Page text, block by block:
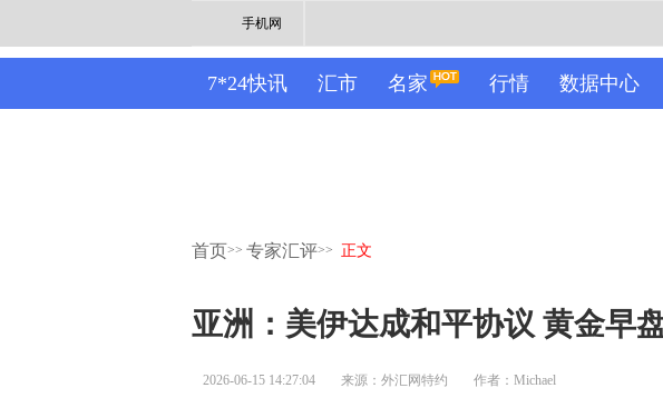
手机网
7*24快讯 汇市 名家 行情 数据中心
首页>> 专家汇评>> 正文
亚洲：美伊达成和平协议 黄金早
2026-06-15 14:27:04 来源：外汇网特约 作者：Michael